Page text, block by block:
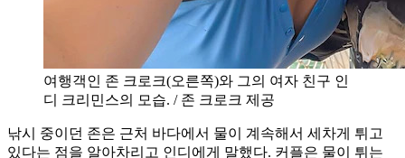
여행객인 존 크로크(오른쪽)와 그의 여자 친구 인
디 크리민스의 모습. / 존 크로크 제공
낚시 중이던 존은 근처 바다에서 물이 계속해서 세차게 튀고
있다는 점을 알아차리고 인디에게 말했다. 커플은 물이 튀는